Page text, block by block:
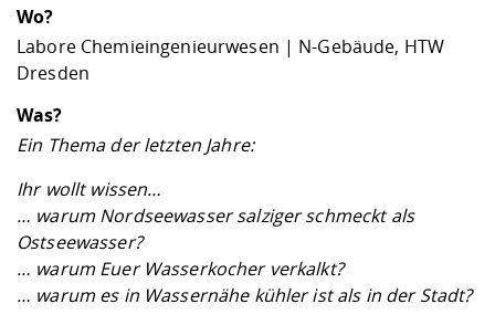
Wo?
Labore Chemieingenieurwesen | N-Gebäude, HTW
Dresden
Was?
Ein Thema der letzten Jahre:
Ihr wollt wissen…
… warum Nordseewasser salziger schmeckt als
Ostseewasser?
… warum Euer Wasserkocher verkalkt?
… warum es in Wassernähe kühler ist als in der Stadt?